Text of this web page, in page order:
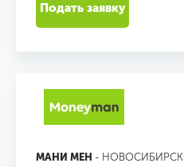
Подать заявку
МАНИ МЕН - НОВОСИБИРСК